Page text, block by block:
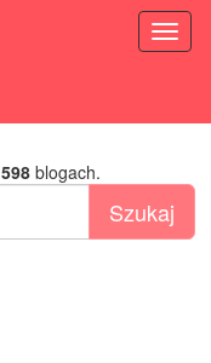
598blogach.